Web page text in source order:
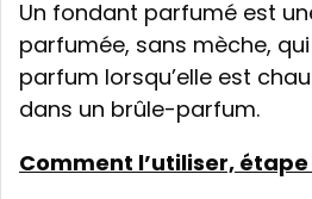
Un fondant parfumé est
parfumée, sans mèche,
parfum lorsqu’elle est
dans un brûle-parfum.
Comment l’utiliser,